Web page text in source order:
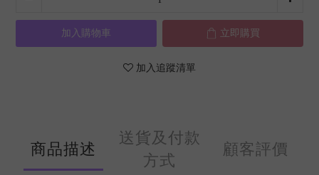
加入購物車 立即購買
加入追蹤清單
商品描述
送貨及付款
方式
顧客評價